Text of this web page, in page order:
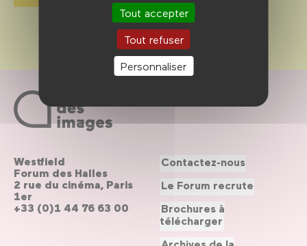
Tout accepter
Tout refuser
Personnaliser
Westfield
Forum des Halles
2 rue du cinéma, Paris
1er
+33 (0)1 44 76 63 00
Contactez-nous
Le Forum recrute
Brochures à
télécharger